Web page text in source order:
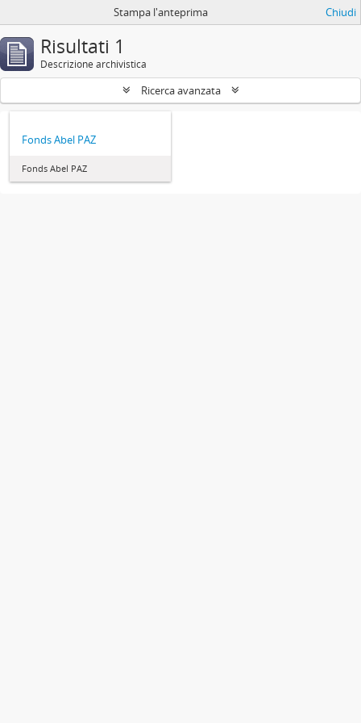
Stampa l'anteprima Chiudi
Risultati 1
Descrizione archivistica
Ricerca avanzata
Fonds Abel PAZ
Fonds Abel PAZ